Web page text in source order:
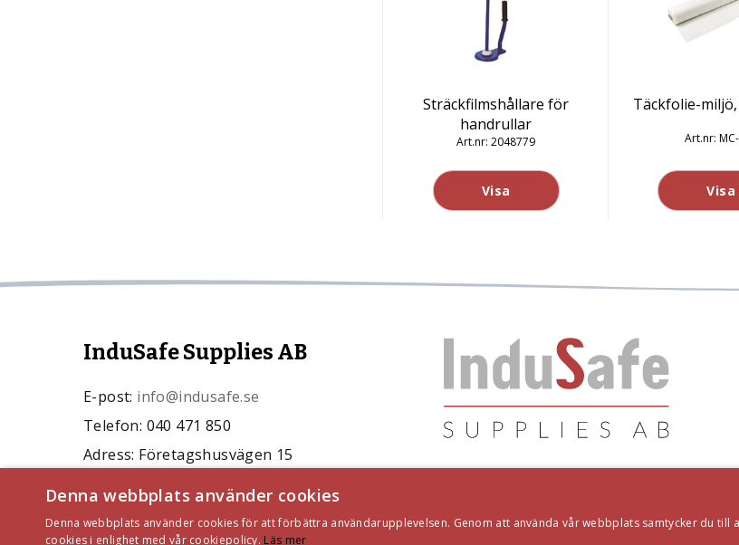
Sträckfilmshållare för
handrullar
2048779
Visa
Täckfolie-
Visa
InduSafe Supplies AB
E-post: info@indusafe.se
Telefon: 040 471 850
Adress: Företagshusvägen 15
Denna webbplats använder cookies
Denna webbplats använder cookies för att förbättra användarupplevelsen. Genom att använda vår webbplats samtycker du till
cookies i enlighet med vår cookiepolicy. Läs mer